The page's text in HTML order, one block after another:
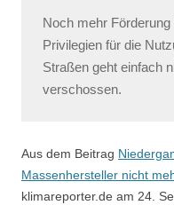
Noch mehr
Privilegien für die
Straßen geht einfach
verschossen.
Aus dem Beitrag
Massenhersteller nicht
klimareporter.de am 24.